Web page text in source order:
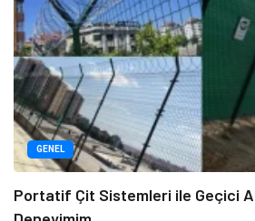
GENEL
Portatif Çit Sistemleri ile Geçici